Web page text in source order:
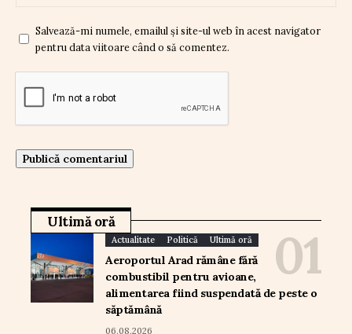
Salvează-mi numele, emailul și site-ul web în acest navigator
pentru data viitoare când o să comentez.
Ultimă oră
Actualitate Politică Ultimă oră
Aeroportul Arad rămâne fără
combustibil pentru avioane,
alimentarea fiind suspendată de peste o
săptămână
06.08.2026